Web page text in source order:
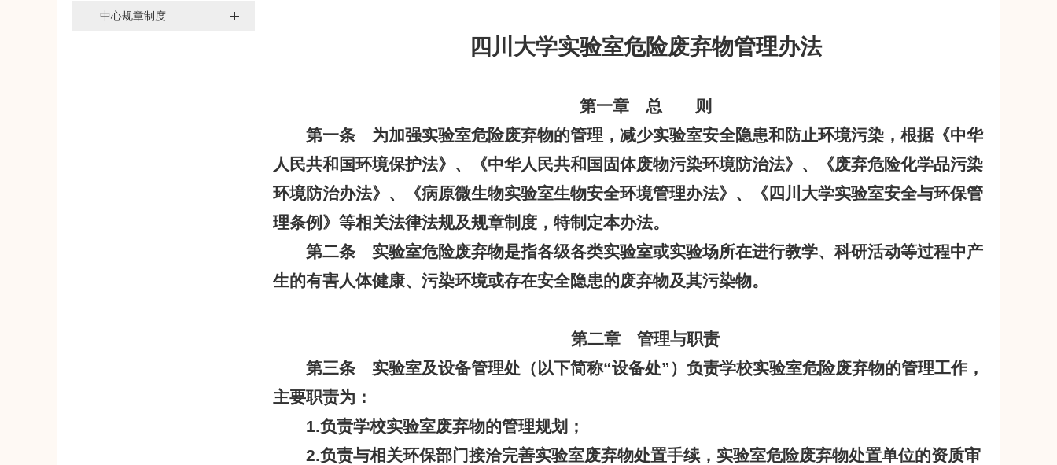
中心规章制度
四川大学实验室危险废弃物管理办法
第一章 总 则
第一条 为加强实验室危险废弃物的管理，减少实验室安全隐患和防止环境污染，根据《中华
人民共和国环境保护法》、《中华人民共和国固体废物污染环境防治法》、《废弃危险化学品污染
环境防治办法》、《病原微生物实验室生物安全环境管理办法》、《四川大学实验室安全与环保管
理条例》等相关法律法规及规章制度，特制定本办法。
第二条 实验室危险废弃物是指各级各类实验室或实验场所在进行教学、科研活动等过程中产
生的有害人体健康、污染环境或存在安全隐患的废弃物及其污染物。
第二章 管理与职责
第三条 实验室及设备管理处（以下简称“设备处” ）负责学校实验室危险废弃物的管理工作，
主要职责为：
1.负责学校实验室废弃物的管理规划；
2.负责与相关环保部门接洽完善实验室废弃物处置手续，实验室危险废弃物处置单位的资质审